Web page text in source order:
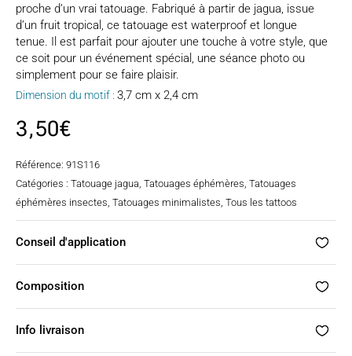
proche d’un vrai tatouage. Fabriqué à partir de jagua, issue
d’un fruit tropical, ce tatouage est waterproof et longue
tenue. Il est parfait pour ajouter une touche à votre style, que
ce soit pour un événement spécial, une séance photo ou
simplement pour se faire plaisir.
Dimension du motif : 3,7 cm x 2,4 cm
3,50€
Référence: 91S116
Catégories : Tatouage jagua, Tatouages éphémères, Tatouages
éphémères insectes, Tatouages minimalistes, Tous les tattoos
Conseil d'application
Composition
Info livraison